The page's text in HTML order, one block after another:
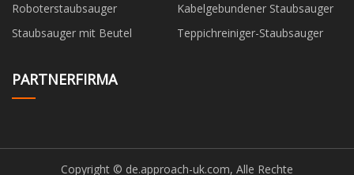
Roboterstaubsauger
Kabelgebundener Staubsauger
Staubsauger mit Beutel
Teppichreiniger-Staubsauger
PARTNERFIRMA
Copyright © de.approach-uk.com, Alle Rechte